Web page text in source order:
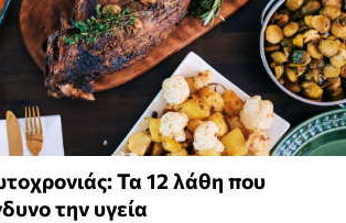
Τα 12 λάθη που
την υγεία